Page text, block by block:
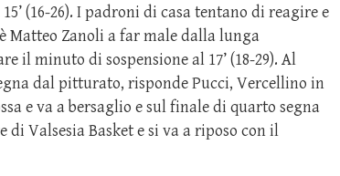
(16-26). I padroni di casa tentano di reagire e
Matteo Zanoli a far male dalla lunga
il minuto di sospensione al 17’ (18-29). Al
dal pitturato, risponde Pucci, Vercellino in
e va a bersaglio e sul finale di quarto segna
di Valsesia Basket e si va a riposo con il